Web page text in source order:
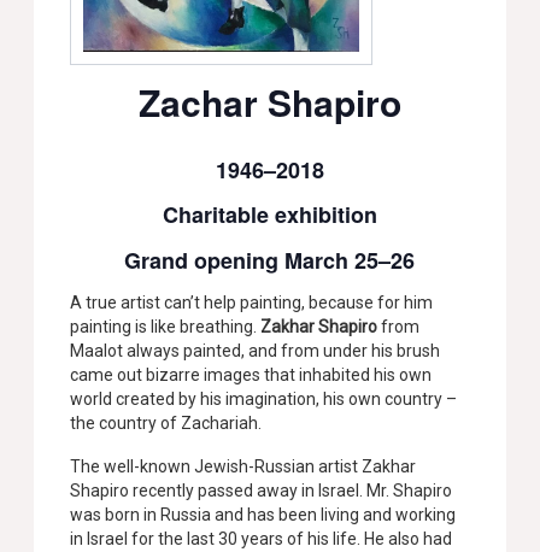
Zachar Shapiro
1946–2018
Charitable exhibition
Grand opening March 25–26
A true artist can’t help painting, because for him
painting is like breathing. Zakhar Shapirofrom
Maalot always painted, and from under his brush
came out bizarre images that inhabited his own
world created by his imagination, his own country –
the country of Zachariah.
The well-known Jewish-Russian artist Zakhar
Shapiro recently passed away in Israel. Mr. Shapiro
was born in Russia and has been living and working
in Israel for the last 30 years of his life. He also had